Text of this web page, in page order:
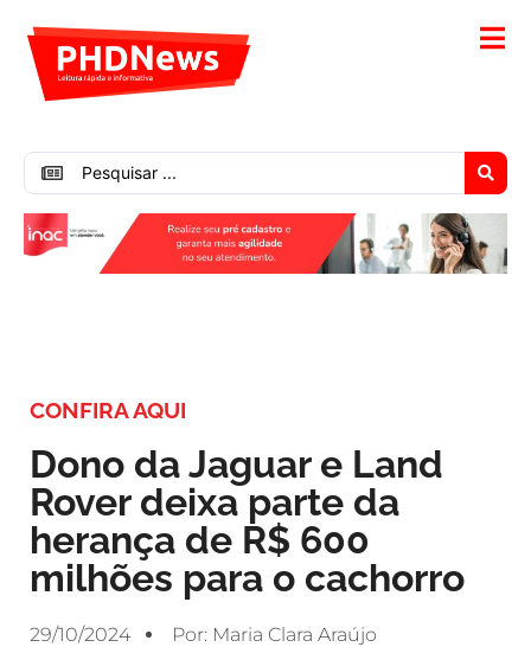
CONFIRA AQUI
Dono da Jaguar e Land
Rover deixa parte da
herança de R$ 600
milhões para o cachorro
29/10/2024 Por: Maria Clara Araújo